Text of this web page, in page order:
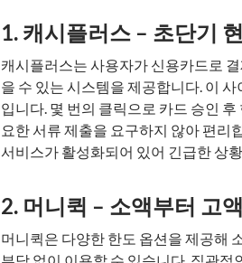
1. 캐시플러스 – 초단기
캐시플러스는 사용자가 신용카드로
을 수 있는 시스템을 제공합니다. 이
입니다. 몇 번의 클릭으로 카드 승인
요한 서류 제출을 요구하지 않아 편리
서비스가 활성화되어 있어 긴급한 상
2. 머니퀵 – 소액부터 고
머니퀵은 다양한 한도 옵션을 제공해